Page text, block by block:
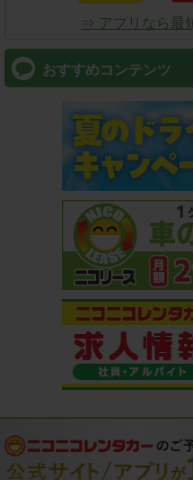
⇒ アプリなら最
おすすめコンテンツ